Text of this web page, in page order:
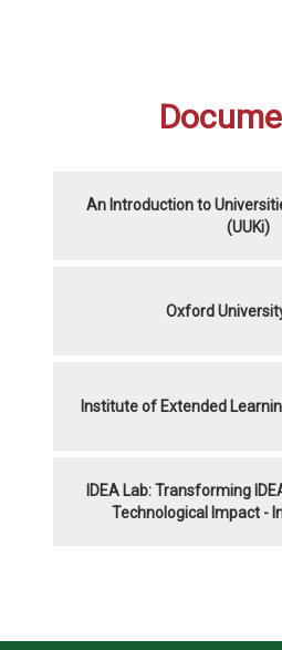
An Introduction to
(UUKi)
Oxford
Institute of Extended
IDEA Lab: Transforming
Technological Impact -